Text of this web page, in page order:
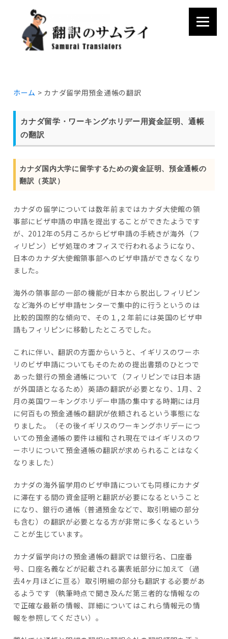
ホーム > カナダ留学用預金通帳の翻訳
カナダ留学・ワーキングホリデー用資金証明、通帳
の翻訳
カナダ国内大学に留学するための資金証明、預金通帳の
翻訳（英訳）
カナダの留学については数年前まではカナダ大使館の領
事部にビザ申請の申請を提出することができたようです
が、2012年の5月ころからビザ申請の手続きが海外（フ
ィリピン）ビザ処理のオフィスで行われるようになり、
日本のカナダ大使館領事部へのビザ申請ができなくなり
ました。
海外の領事部の一部の機能が日本から脱出しフィリピン
など海外のビザ申請センターで集中的に行うというのは
比較的国際的な傾向で、その１,２年前には英国のビザ申
請もフィリピンに移動したところでした。
これに伴い、翻訳の方面からいうと、イギリスのワーホ
リのビザ申請についてもそのための提出書類のひとつで
あった銀行の預金通帳について（フィリピンでは日本語
が外国語となるため）英語の翻訳が必要となり、1月、2
月の英国ワーキングホリデー申請の集中する時期には月
に何百もの預金通帳の翻訳が依頼されるという事態にな
りました。（その後イギリスのワーキングホリデーにつ
いての預金通帳の要件は緩和され現在ではイギリスのワ
ーホリについて預金通帳の翻訳が求められることはなく
なりました）
カナダの海外留学用のビザ申請についても同様にカナダ
に滞在する間の資金証明と翻訳が必要になるということ
になり、銀行の通帳（普通預金などで、取引明細の部分
も含む）の翻訳が必要となる方が非常に多くなるという
ことが生じています。
カナダ留学向けの預金通帳の翻訳では銀行名、口座番
号、口座名義などが記載される裏表紙部分に加えて（過
去4ヶ月ほどに亘る）取引明細の部分も翻訳する必要があ
るようです（執筆時点で聞き及んだ第三者的な情報なの
で正確な最新の情報、詳細についてはこれら情報元の情
報を参照してください）。